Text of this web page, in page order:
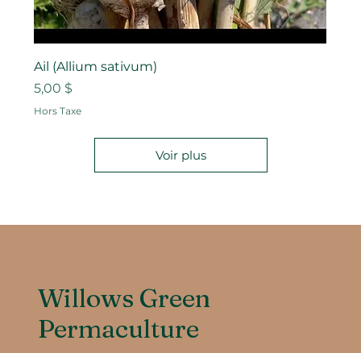
Ail (Allium sativum)
Prix
5,00 $
Hors Taxe
Voir plus
Willows Green
Permaculture